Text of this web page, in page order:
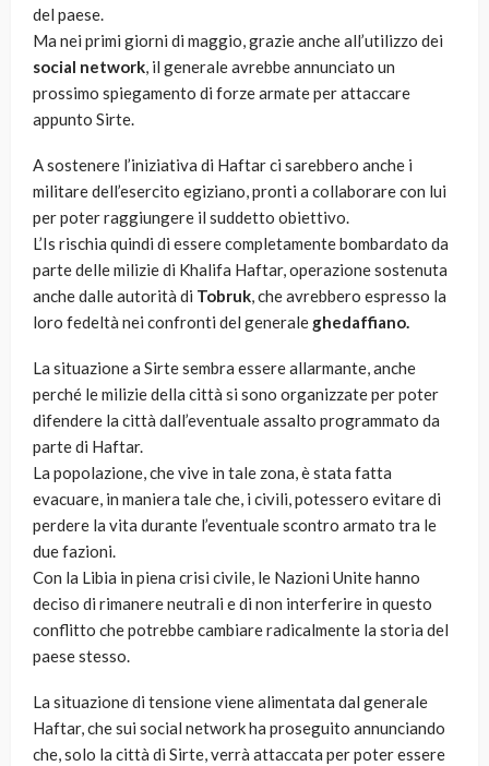
del paese.
Ma nei primi giorni di maggio, grazie anche all’utilizzo dei
social network, il generale avrebbe annunciato un
prossimo spiegamento di forze armate per attaccare
appunto Sirte.
A sostenere l’iniziativa di Haftar ci sarebbero anche i
militare dell’esercito egiziano, pronti a collaborare con lui
per poter raggiungere il suddetto obiettivo.
L’Is rischia quindi di essere completamente bombardato da
parte delle milizie di Khalifa Haftar, operazione sostenuta
anche dalle autorità di Tobruk, che avrebbero espresso la
loro fedeltà nei confronti del generale ghedaffiano.
La situazione a Sirte sembra essere allarmante, anche
perché le milizie della città si sono organizzate per poter
difendere la città dall’eventuale assalto programmato da
parte di Haftar.
La popolazione, che vive in tale zona, è stata fatta
evacuare, in maniera tale che, i civili, potessero evitare di
perdere la vita durante l’eventuale scontro armato tra le
due fazioni.
Con la Libia in piena crisi civile, le Nazioni Unite hanno
deciso di rimanere neutrali e di non interferire in questo
conflitto che potrebbe cambiare radicalmente la storia del
paese stesso.
La situazione di tensione viene alimentata dal generale
Haftar, che sui social network ha proseguito annunciando
che, solo la città di Sirte, verrà attaccata per poter essere